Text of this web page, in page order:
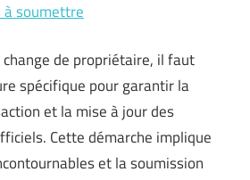
soumettre
change de propriétaire, il faut
spécifique pour garantir la
et la mise à jour des
Cette démarche implique
et la soumission